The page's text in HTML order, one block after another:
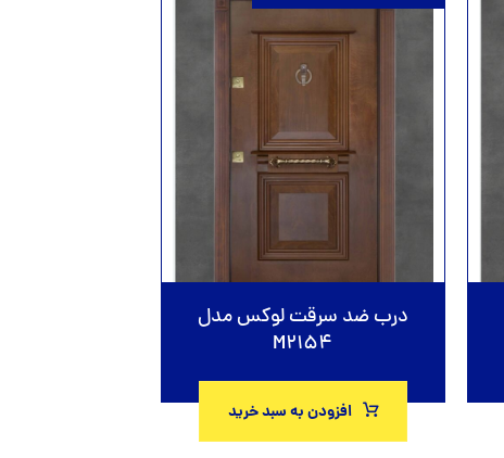
درب ضد سرقت لوکس مدل
M2154
افزودن به سبد خرید